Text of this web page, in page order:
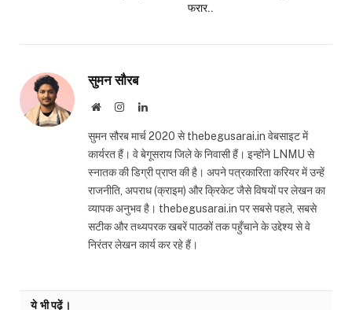
फरार..
सुमन सौरब
WebsiteInstagramLinkedIn
सुमन सौरब मार्च 2020 से thebegusarai.in वेबसाइट में
कार्यरत हैं। वे बेगूसराय जिले के निवासी हैं। इन्होंने LNMU से
स्नातक की डिग्री प्राप्त की है। अपने पत्रकारिता करियर में उन्हें
राजनीति, अपराध (क्राइम) और क्रिकेट जैसे विषयों पर लेखन का
व्यापक अनुभव है। thebegusarai.in पर सबसे पहले, सबसे
सटीक और तथ्यपरक खबरें पाठकों तक पहुँचाने के उद्देश्य से वे
निरंतर लेखन कार्य कर रहे हैं।
ये भी पढ़ें।